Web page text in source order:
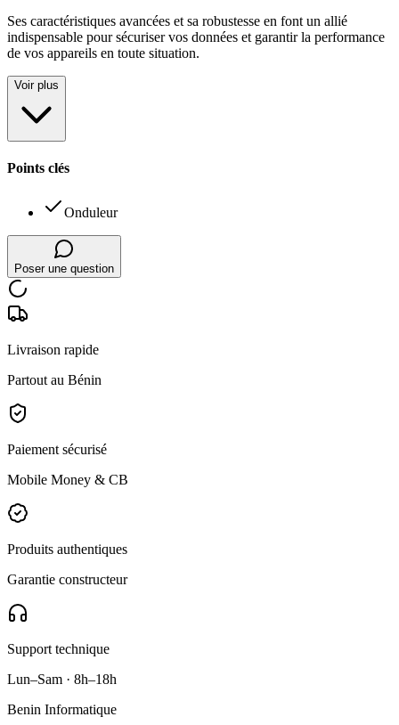
Ses caractéristiques avancées et sa robustesse en font un allié
indispensable pour sécuriser vos données et garantir la performance
de vos appareils en toute situation.
Voir plus
Points clés
Onduleur
Poser une question
Livraison rapide
Partout au Bénin
Paiement sécurisé
Mobile Money & CB
Produits authentiques
Garantie constructeur
Support technique
Lun–Sam · 8h–18h
Benin Informatique